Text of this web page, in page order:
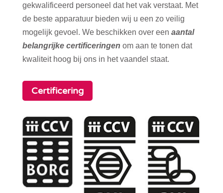
gekwalificeerd personeel dat het vak verstaat. Met
de beste apparatuur bieden wij u een zo veilig
mogelijk gevoel. We beschikken over een aantal
belangrijke certificeringen om aan te tonen dat
kwaliteit hoog bij ons in het vaandel staat.
Certificering